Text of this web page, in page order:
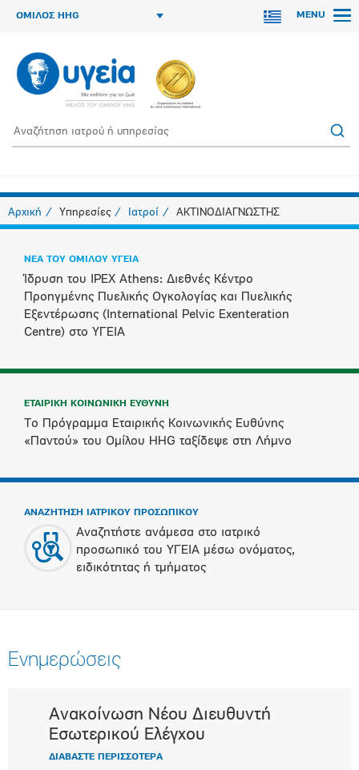
ΟΜΙΛΟΣ HHG MENU
Αρχική Υπηρεσίες Ιατροί ΑΚΤΙΝΟΔΙΑΓΝΩΣΤΗΣ
ΝΕΑ ΤΟΥ ΟΜΙΛΟΥ ΥΓΕΙΑ
Ίδρυση του IPEX Athens: Διεθνές Κέντρο
Προηγμένης Πυελικής Ογκολογίας και Πυελικής
Εξεντέρωσης (International Pelvic Exenteration
Centre) στο ΥΓΕΙΑ
ΕΤΑΙΡΙΚΗ ΚΟΙΝΩΝΙΚΗ ΕΥΘΥΝΗ
Το Πρόγραμμα Εταιρικής Κοινωνικής Ευθύνης
«Παντού» του Ομίλου HHG ταξίδεψε στη Λήμνο
ΑΝΑΖΗΤΗΣΗ ΙΑΤΡΙΚΟΥ ΠΡΟΣΩΠΙΚΟΥ
Αναζητήστε ανάμεσα στο ιατρικό
προσωπικό του ΥΓΕΙΑ μέσω ονόματος,
ειδικότητας ή τμήματος
Ενημερώσεις
Ανακοίνωση Νέου Διευθυντή
Εσωτερικού Ελέγχου
ΔΙΑΒΑΣΤΕ ΠΕΡΙΣΣΟΤΕΡΑ